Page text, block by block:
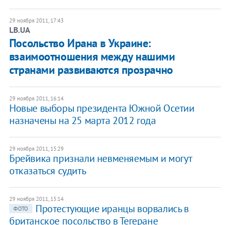
29 ноября 2011, 17:43
LB.UA
Посольство Ирана в Украине:
взаимоотношения между нашими
странами развиваются прозрачно
29 ноября 2011, 16:14
Новые выборы президента Южной Осетии
назначены на 25 марта 2012 года
29 ноября 2011, 15:29
Брейвика признали невменяемым и могут
отказаться судить
29 ноября 2011, 15:14
ФОТО
Протестующие иранцы ворвались в
британское посольство в Тегеране